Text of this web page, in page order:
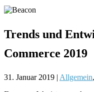
Trends und
Commerce 2019
31. Januar 2019 | Allgemein,